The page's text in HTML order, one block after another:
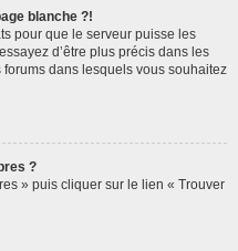
blanche ?!
pour que le serveur puisse les
d’être plus précis dans les
dans lesquels vous souhaitez
?
» puis cliquer sur le lien « Trouver